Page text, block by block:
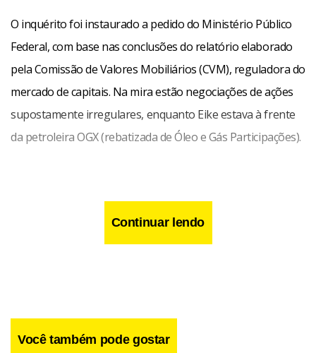
O inquérito foi instaurado a pedido do Ministério Público
Federal, com base nas conclusões do relatório elaborado
pela Comissão de Valores Mobiliários (CVM), reguladora do
mercado de capitais. Na mira estão negociações de ações
supostamente irregulares, enquanto Eike estava à frente
da petroleira OGX (rebatizada de Óleo e Gás Participações).
Continuar lendo
Você também pode gostar